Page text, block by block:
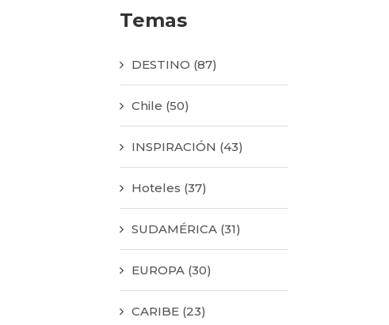
Temas
DESTINO (87)
Chile (50)
INSPIRACIÓN (43)
Hoteles (37)
SUDAMÉRICA (31)
EUROPA (30)
CARIBE (23)